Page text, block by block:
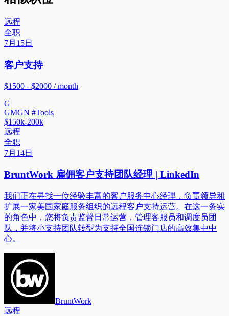
远程
全职
7月15日
客户支持
$1500 - $2000 / month
G
GMGN #Tools
$150k-200k
远程
全职
7月14日
BruntWork 雇佣客户支持团队经理 | LinkedIn
我们正在寻找一位经验丰富的客户服务中心经理，负责领导和
扩展一家美国家庭服务组织的远程客户支持运营。在这一务实
的角色中，您将负责监督日常运营，管理客服员和调度员团
队，并将小支持团队转型为支持全国连锁门店的高效集中中
心。
BruntWork
远程